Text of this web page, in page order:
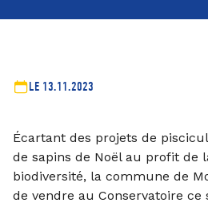
LE 13.11.2023
Écartant des projets de
de sapins de Noël au profit de
biodiversité, la commune de
de vendre au Conservatoire